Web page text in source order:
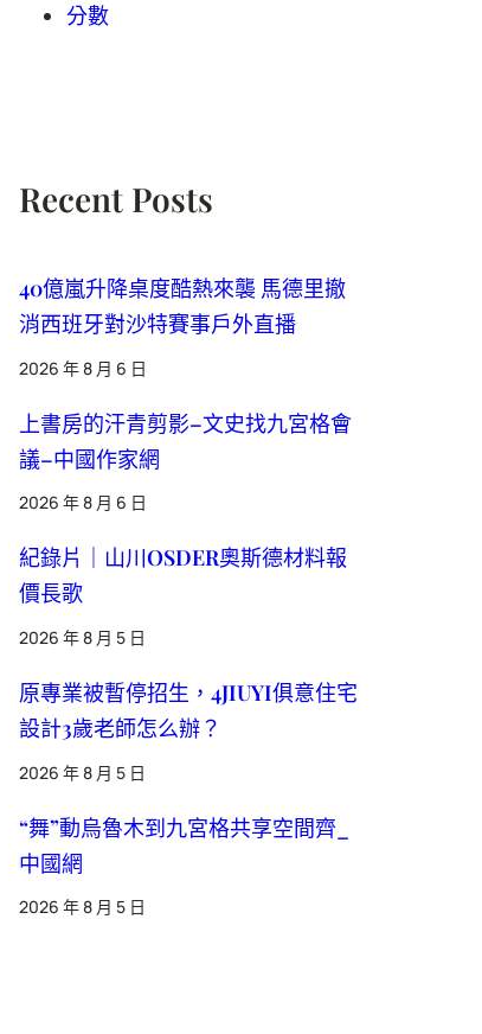
分數
Recent Posts
40億嵐升降桌度酷熱來襲 馬德里撤
消西班牙對沙特賽事戶外直播
2026 年 8 月 6 日
上書房的汗青剪影–文史找九宮格會
議–中國作家網
2026 年 8 月 6 日
紀錄片｜山川OSDER奧斯德材料報
價長歌
2026 年 8 月 5 日
原專業被暫停招生，4JIUYI俱意住宅
設計3歲老師怎么辦？
2026 年 8 月 5 日
“舞”動烏魯木到九宮格共享空間齊_
中國網
2026 年 8 月 5 日